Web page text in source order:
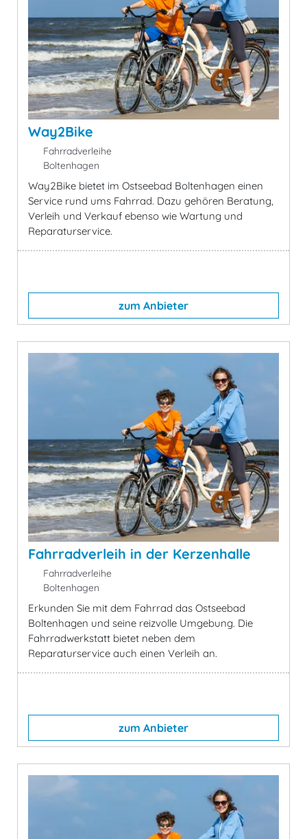
Way2Bike
Fahrradverleihe
Boltenhagen
Way2Bike bietet im Ostseebad Boltenhagen einen
Service rund ums Fahrrad. Dazu gehören Beratung,
Verleih und Verkauf ebenso wie Wartung und
Reparaturservice.
zum Anbieter
Fahrradverleih in der Kerzenhalle
Fahrradverleihe
Boltenhagen
Erkunden Sie mit dem Fahrrad das Ostseebad
Boltenhagen und seine reizvolle Umgebung. Die
Fahrradwerkstatt bietet neben dem
Reparaturservice auch einen Verleih an.
zum Anbieter